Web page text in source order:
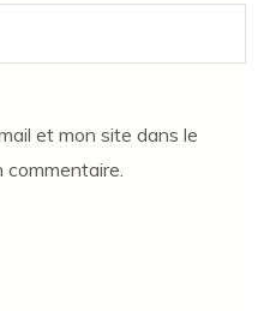
et mon site dans le
commentaire.